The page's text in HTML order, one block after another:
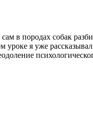
в породах собак
я уже